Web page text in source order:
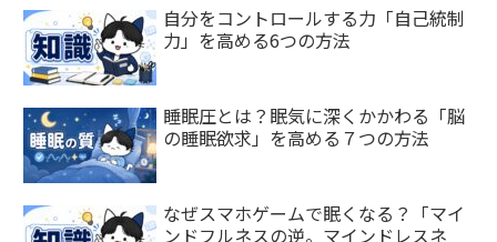
自分をコントロールする力「自己統制
力」を高める6つの方法
睡眠圧とは？眠気に深くかかわる「脳
の睡眠欲求」を高める７つの方法
なぜスマホゲームで眠くなる？「マイ
ンドフルネスの逆。マインドレスネ